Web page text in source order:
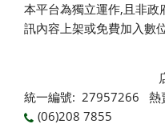
本平台為獨立運作,且非政
訊內容上架或免費加入數
統一編號: 27957266 熱
(06)208 7855